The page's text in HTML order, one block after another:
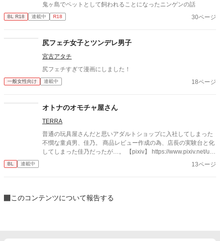
鬼ヶ島でペットとして飼われることになったニンゲンの話
BL R18 連載中 R18 30ページ
尻フェチ女子とツンデレ男子
宮古アタチ
尻フェチすぎて漫画にしました！
一般女性向け 連載中 18ページ
オトナのオモチャ屋さん
TERRA
普通の玩具屋さんだと思いアダルトショップに入社してしまった
不憫な童貞男、佳乃。 商品レビュー作成の為、店長の実験台と化
してしまった佳乃だったが…。 【pixiv】 https://www.pixiv.net/use
BL 連載中 13ページ
このコンテンツについて報告する